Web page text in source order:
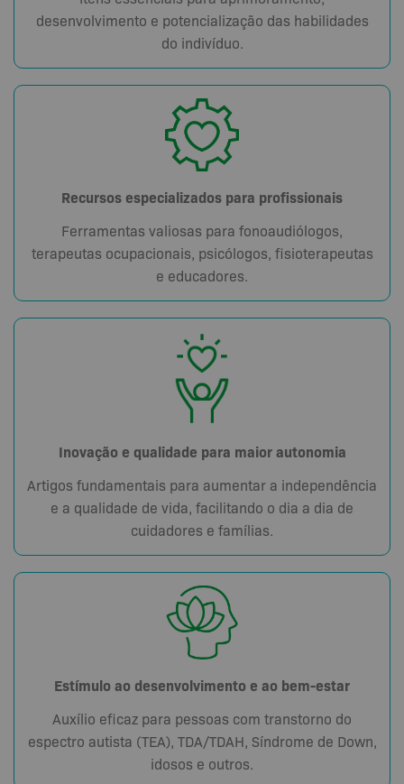
desenvolvimento e potencialização das habilidades
do indivíduo.
Recursos especializados para profissionais
Ferramentas valiosas para fonoaudiólogos,
terapeutas ocupacionais, psicólogos, fisioterapeutas
e educadores.
Inovação e qualidade para maior autonomia
Artigos fundamentais para aumentar a independência
e a qualidade de vida, facilitando o dia a dia de
cuidadores e famílias.
Estímulo ao desenvolvimento e ao bem-estar
Auxílio eficaz para pessoas com transtorno do
espectro autista (TEA), TDA/TDAH, Síndrome de Down,
idosos e outros.